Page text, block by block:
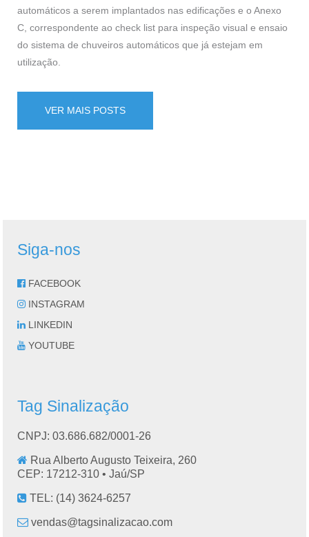
automáticos a serem implantados nas edificações e o Anexo
C, correspondente ao check list para inspeção visual e ensaio
do sistema de chuveiros automáticos que já estejam em
utilização.
VER MAIS POSTS
Siga-nos
FACEBOOK
INSTAGRAM
LINKEDIN
YOUTUBE
Tag Sinalização
CNPJ: 03.686.682/0001-26
Rua Alberto Augusto Teixeira, 260
CEP: 17212-310 •Jaú/SP
TEL: (14) 3624-6257
vendas@tagsinalizacao.com